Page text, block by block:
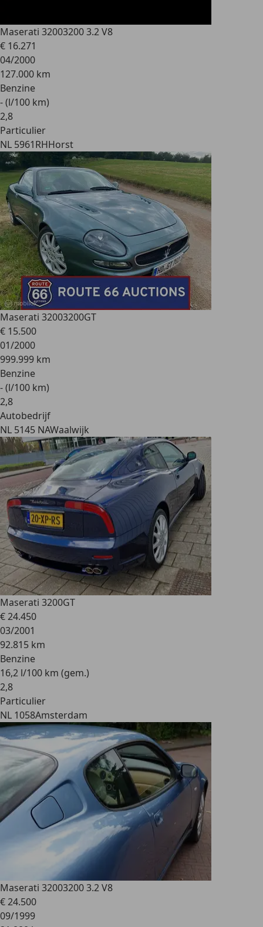
Maserati 32003200 3.2 V8
€ 16.271
04/2000
127.000 km
Benzine
- (l/100 km)
2,8
Particulier
NL 5961RHHorst
Maserati 32003200GT
€ 15.500
01/2000
999.999 km
Benzine
- (l/100 km)
2,8
Autobedrijf
NL 5145 NAWaalwijk
Maserati 3200GT
€ 24.450
03/2001
92.815 km
Benzine
16,2 l/100 km (gem.)
2,8
Particulier
NL 1058Amsterdam
Maserati 32003200 3.2 V8
€ 24.500
09/1999